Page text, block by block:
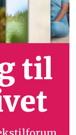
til